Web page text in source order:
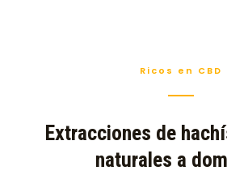
Ricos en CBD
Extracciones de
naturales a